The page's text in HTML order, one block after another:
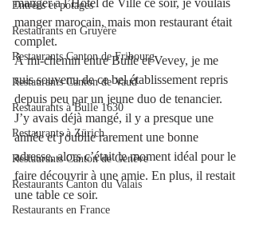
Entrées et potages
Restaurants en Gruyère
Restaurants Canton de Fribourg
Restaurants Canton de Vaud
Restaurants à Bulle 1630
Restaurants à Zürich
Restaurants Canton de Genève
Restaurants Canton du Valais
Restaurants en France
manger à l’Hôtel de Ville ce soir, je voulais
manger marocain, mais mon restaurant était
complet.
À mi-chemin entre Bulle et Vevey, je me
suis souvenu de ce bel établissement repris
depuis peu par un jeune duo de tenancier.
J’y avais déjà mangé, il y a presque une
année et j'oublie rarement une bonne
adresse, alors c’était le moment idéal pour le
faire découvrir à une amie. En plus, il restait
une table ce soir.